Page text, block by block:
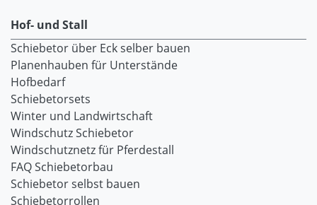
Hof- und Stall
Schiebetor über Eck selber bauen
Planenhauben für Unterstände
Hofbedarf
Schiebetorsets
Winter und Landwirtschaft
Windschutz Schiebetor
Windschutznetz für Pferdestall
FAQ Schiebetorbau
Schiebetor selbst bauen
Schiebetorrollen